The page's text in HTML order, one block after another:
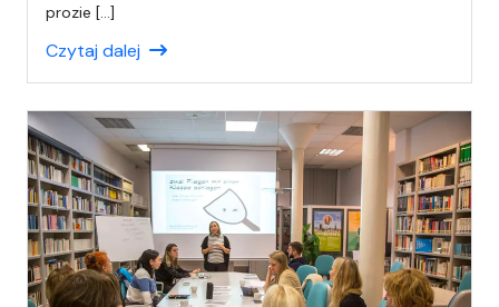
(
)
A
n
i
a
prozie […]
Czytaj dalej